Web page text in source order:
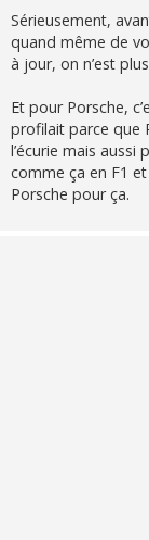
s
s
a
g
e
Sérieusement,
quand même de
à jour, on n’est
Et pour Porsche,
profilait parce que
l’écurie mais aussi
comme ça en F1
Porsche pour ça.